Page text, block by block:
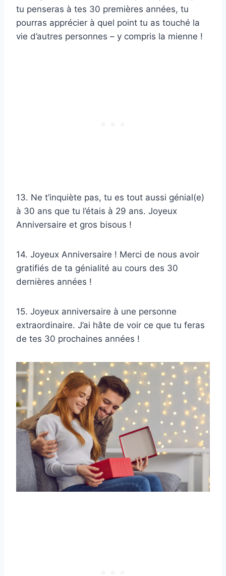
tu penseras à tes 30 premières années, tu
pourras apprécier à quel point tu as touché la
vie d’autres personnes – y compris la mienne !
13. Ne t’inquiète pas, tu es tout aussi génial(e)
à 30 ans que tu l’étais à 29 ans. Joyeux
Anniversaire et gros bisous !
14. Joyeux Anniversaire ! Merci de nous avoir
gratifiés de ta génialité au cours des 30
dernières années !
15. Joyeux anniversaire à une personne
extraordinaire. J’ai hâte de voir ce que tu feras
de tes 30 prochaines années !